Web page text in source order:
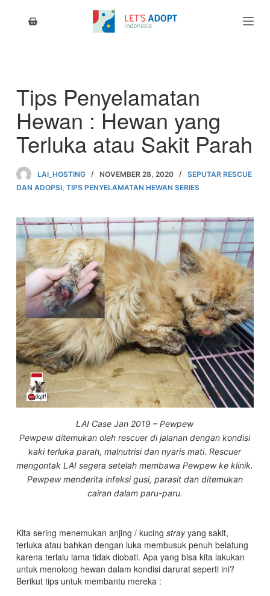
Tips Penyelamatan
Hewan : Hewan yang
Terluka atau Sakit Parah
LAI_HOSTING NOVEMBER 28, 2020
SEPUTAR RESCUE
DAN ADOPSI, TIPS PENYELAMATAN HEWAN SERIES
LAI Case Jan 2019 – Pewpew
Pewpew ditemukan oleh rescuer di jalanan dengan kondisi
kaki terluka parah, malnutrisi dan nyaris mati. Rescuer
mengontak LAI segera setelah membawa Pewpew ke klinik.
Pewpew menderita infeksi gusi, parasit dan ditemukan
cairan dalam paru-paru.
Kita sering menemukan anjing / kucing strayyang sakit,
terluka atau bahkan dengan luka membusuk penuh belatung
karena terlalu lama tidak diobati. Apa yang bisa kita lakukan
untuk menolong hewan dalam kondisi darurat seperti ini?
Berikut tips untuk membantu mereka :